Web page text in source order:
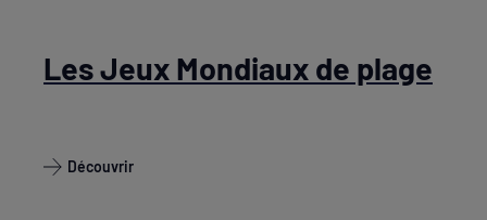
Les Jeux Mondiaux de plage
Découvrir